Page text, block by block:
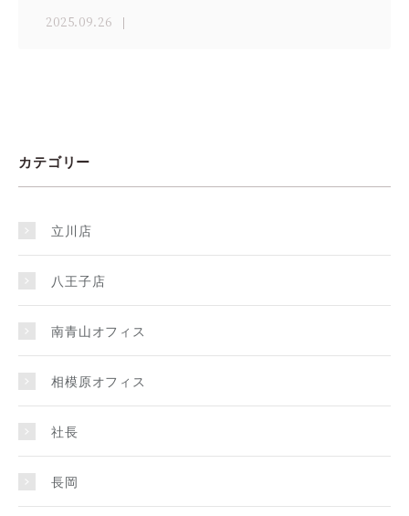
2025.09.26
カテゴリー
立川店
八王子店
南青山オフィス
相模原オフィス
社長
長岡